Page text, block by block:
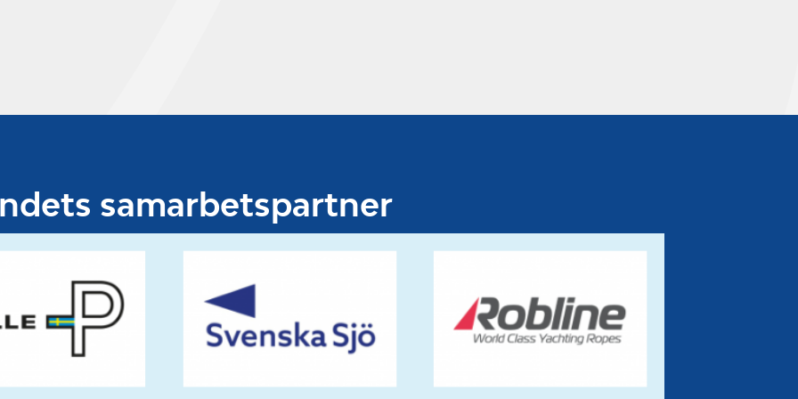
stagvända och gippa
Efter genomförd
för svenska
samarbetspartner